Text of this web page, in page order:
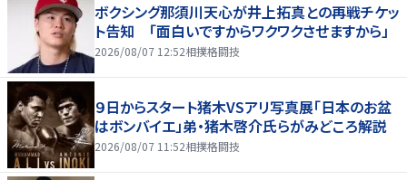
ボクシング那須川天心が井上拓真との再戦チケッ
ト告知 「面白いですからワクワクさせますから」
2026/08/07 12:52相撲格闘技
９日からスタート猪木VSアリ写真展「日本のお盆
はボンバイエ」弟・猪木啓介氏らがみどころ解説
2026/08/07 11:52相撲格闘技